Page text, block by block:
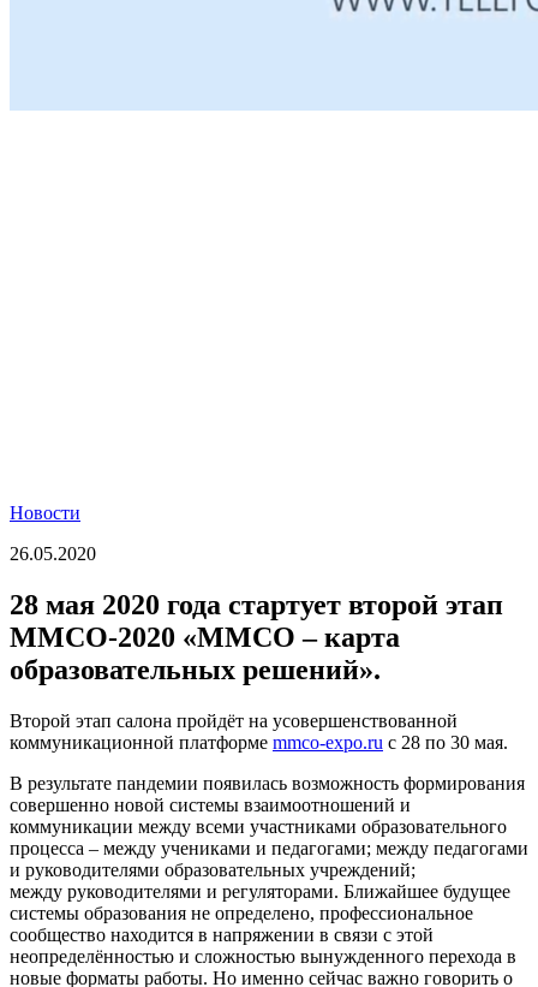
Новости
26.05.2020
28 мая 2020 года стартует второй этап
ММСО-2020 «ММСО – карта
образовательных решений».
Второй этап салона пройдёт на усовершенствованной
коммуникационной платформе mmco-expo.ru с 28 по 30 мая.
В результате пандемии появилась возможность формирования
совершенно новой системы взаимоотношений и
коммуникации между всеми участниками образовательного
процесса – между учениками и педагогами; между педагогами
и руководителями образовательных учреждений;
между руководителями и регуляторами. Ближайшее будущее
системы образования не определено, профессиональное
сообщество находится в напряжении в связи с этой
неопределённостью и сложностью вынужденного перехода в
новые форматы работы. Но именно сейчас важно говорить о